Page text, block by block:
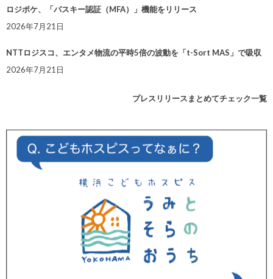
ロジポケ、「パスキー認証（MFA）」機能をリリース
2026年7月21日
NTTロジスコ、エンタメ物流の平時5倍の波動を「t-Sort MAS」で吸収
2026年7月21日
プレスリリースまとめてチェック一覧